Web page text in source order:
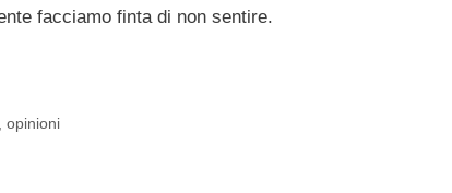
facciamo finta di non sentire.
,opinioni